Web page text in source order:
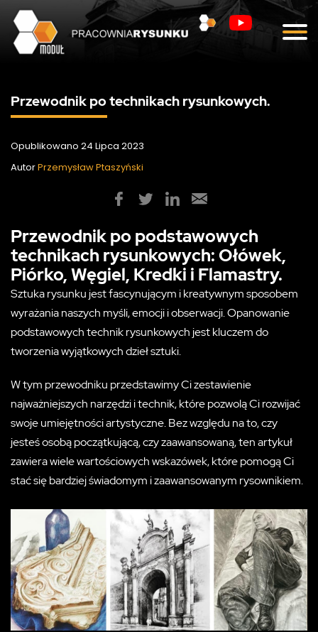
Kontakt
Przewodnik po technikach rysunkowych.
Opublikowano 24 Lipca 2023
AutorPrzemysław Ptaszyński
Przewodnik po podstawowych
technikach rysunkowych: Ołówek,
Piórko, Węgiel, Kredki i Flamastry.
Sztuka rysunku jest fascynującym i kreatywnym sposobem
wyrażania naszych myśli, emocji i obserwacji. Opanowanie
podstawowych technik rysunkowych jest kluczem do
tworzenia wyjątkowych dzieł sztuki.
W tym przewodniku przedstawimy Ci zestawienie
najważniejszych narzędzi i technik, które pozwolą Ci rozwijać
swoje umiejętności artystyczne. Bez względu na to, czy
jesteś osobą początkującą, czy zaawansowaną, ten artykuł
zawiera wiele wartościowych wskazówek, które pomogą Ci
stać się bardziej świadomym i zaawansowanym rysownikiem.